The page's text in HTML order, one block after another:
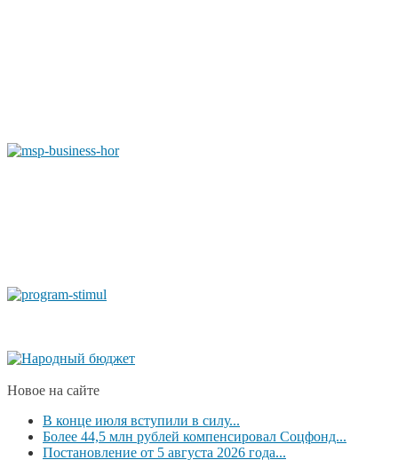
Новое на сайте
В конце июля вступили в силу...
Более 44,5 млн рублей компенсировал Соцфонд...
Постановление от 5 августа 2026 года...